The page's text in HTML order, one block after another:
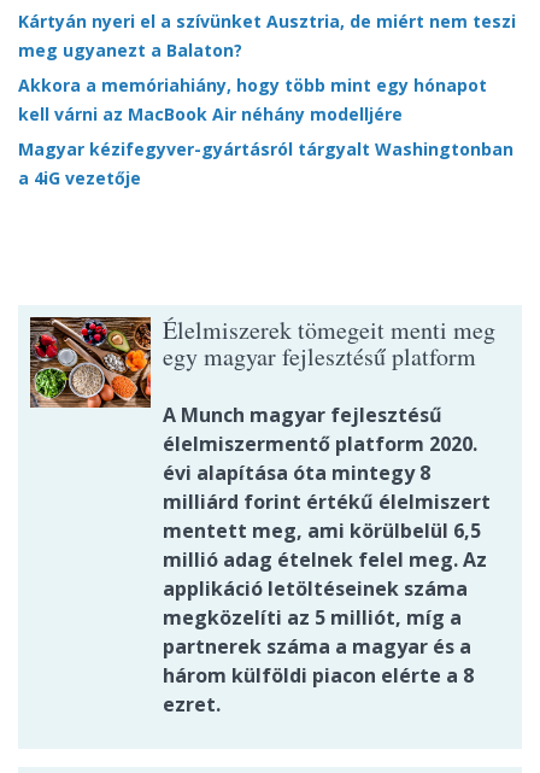
Kártyán nyeri el a szívünket Ausztria, de miért nem teszi
meg ugyanezt a Balaton?
Akkora a memóriahiány, hogy több mint egy hónapot
kell várni az MacBook Air néhány modelljére
Magyar kézifegyver-gyártásról tárgyalt Washingtonban
a 4iG vezetője
Élelmiszerek tömegeit menti meg
egy magyar fejlesztésű platform
A Munch magyar fejlesztésű
élelmiszermentő platform 2020.
évi alapítása óta mintegy 8
milliárd forint értékű élelmiszert
mentett meg, ami körülbelül 6,5
millió adag ételnek felel meg. Az
applikáció letöltéseinek száma
megközelíti az 5 milliót, míg a
partnerek száma a magyar és a
három külföldi piacon elérte a 8
ezret.